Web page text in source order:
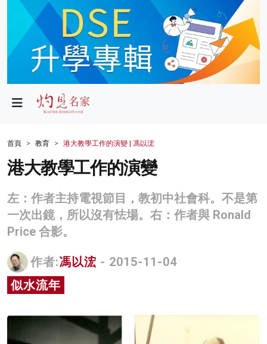
政局
財經
生活
商業
科技
影片
名家榜
關於我們
首頁 教育 港大教學工作的演變 | 馮以浤
港大教學工作的演變
左：作者主持電視節目，教初中社會科。不是第
一次出鏡，所以沒有怯場。右：作者與 Ronald
Price 合影。
作者:馮以浤 - 2015-11-04
似水流年